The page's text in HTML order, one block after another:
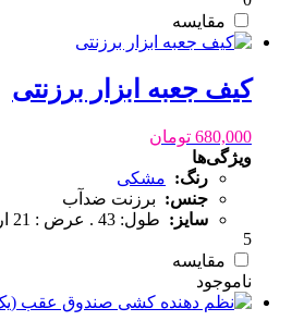
مقایسه
کیف جعبه ابزار برزنتی
680,000 تومان
ویژگی‌ها
رنگ: مشکی
جنس: برزنت ضدآب
سایز: طول: 43 . عرض : 21 ارتفاع : 22
5
مقایسه